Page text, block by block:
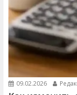
09.02.2026